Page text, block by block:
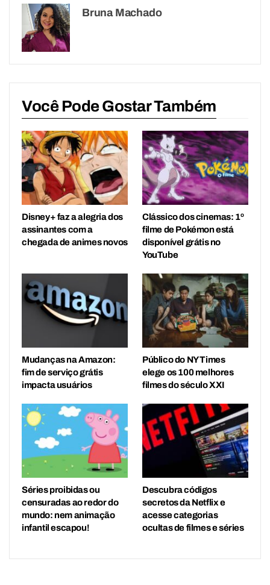
Bruna Machado
Você Pode Gostar Também
Disney+ faz a alegria dos
assinantes com a
chegada de animes novos
Clássico dos cinemas: 1º
filme de Pokémon está
disponível grátis no
YouTube
Mudanças na Amazon:
fim de serviço grátis
impacta usuários
Público do NY Times
elege os 100 melhores
filmes do século XXI
Séries proibidas ou
censuradas ao redor do
mundo: nem animação
infantil escapou!
Descubra códigos
secretos da Netflix e
acesse categorias
ocultas de filmes e séries